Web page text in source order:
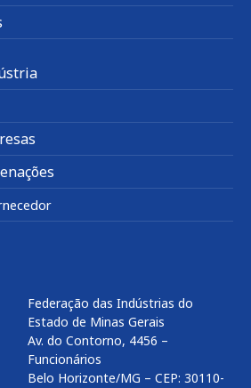
Federação das Indústrias do
Estado de Minas Gerais
Av. do Contorno, 4456 –
Funcionários
Belo Horizonte/MG – CEP: 30110-